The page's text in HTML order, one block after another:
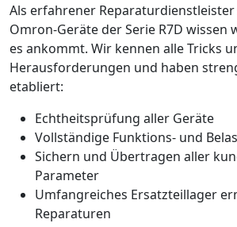
Als erfahrener
Omron-Geräte der Serie R7D wissen
es ankommt. Wir kennen alle Tricks
Herausforderungen und haben
etabliert:
Echtheitsprüfung aller Geräte
Vollständige Funktions- und
Sichern und Übertragen aller
Parameter
Umfangreiches Ersatzteillager
Reparaturen